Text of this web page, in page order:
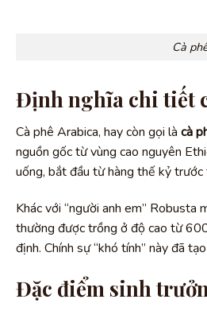
Cà
Định nghĩa chi tiết
Cà phê Arabica, hay còn gọi là cà
nguồn gốc từ vùng cao nguyên
uống, bắt đầu từ hàng thế kỷ trước
Khác với “người anh em” Robusta
thường được trồng ở độ cao từ
định. Chính sự “khó tính” này đã
Đặc điểm sinh